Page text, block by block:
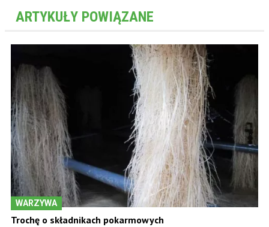
ARTYKUŁY POWIĄZANE
WARZYWA
Trochę o składnikach pokarmowych